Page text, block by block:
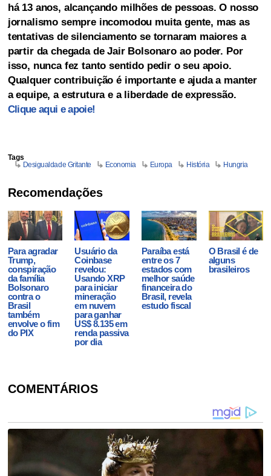
há 13 anos, alcançando milhões de pessoas. O nosso
jornalismo sempre incomodou muita gente, mas as
tentativas de silenciamento se tornaram maiores a
partir da chegada de Jair Bolsonaro ao poder. Por
isso, nunca fez tanto sentido pedir o seu apoio.
Qualquer contribuição é importante e ajuda a manter
a equipe, a estrutura e a liberdade de expressão.
Clique aqui e apoie!
Tags
Desigualdade Gritante
Economia Europa História Hungria
Recomendações
Para agradar
Trump,
conspiração
da família
Bolsonaro
contra o
Brasil
também
envolve o fim
do PIX
Usuário da
Coinbase
revelou:
Usando XRP
para iniciar
mineração
em nuvem
para ganhar
US$ 8.135 em
renda passiva
por dia
Paraíba está
entre os 7
estados com
melhor saúde
financeira do
Brasil, revela
estudo fiscal
O Brasil é de
alguns
brasileiros
COMENTÁRIOS